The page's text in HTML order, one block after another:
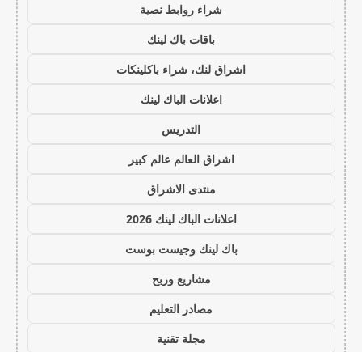
شراء روابط نصية
باقات باك لينك
اشراق لنك، شراء باكلينكات
اعلانات الباك لينك
التدريس
اشراق العالم عالم كبير
منتدى الاشراق
اعلانات الباك لينك 2026
باك لينك وجيست بوست
مشاريع وربح
مصادر التعليم
مجلة تقنية